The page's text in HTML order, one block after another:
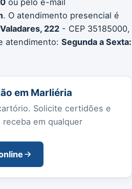
. O atendimento presencial é
222 - CEP 35185000,
atendimento: Segunda a Sexta:
em Marliéria
Solicite certidões e
em qualquer